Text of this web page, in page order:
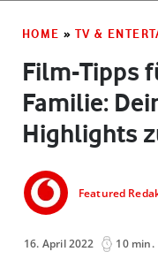
HOME » TV &
Film-Tipps
Familie:
Highlights
Featured
16. April 2022 10 min.